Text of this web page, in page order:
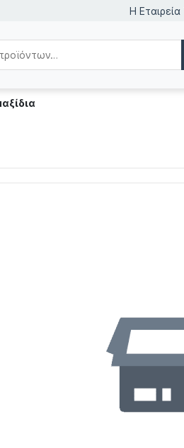
Η Εταιρεία